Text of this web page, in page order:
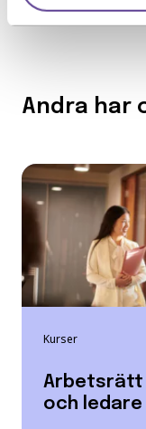
Andra har
Kurser
och ledare